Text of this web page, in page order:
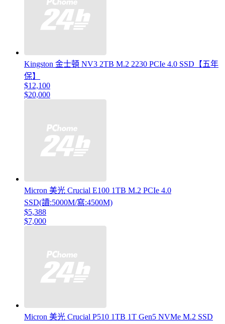
Kingston 金士頓 NV3 2TB M.2 2230 PCIe 4.0 SSD【五年
保】
$12,100
$20,000
Micron 美光 Crucial E100 1TB M.2 PCIe 4.0
SSD(讀:5000M/寫:4500M)
$5,388
$7,000
Micron 美光 Crucial P510 1TB 1T Gen5 NVMe M.2 SSD